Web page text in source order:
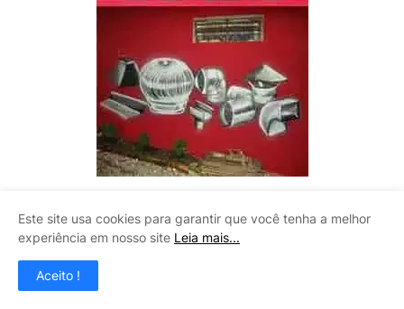
LITOMAQ
Este site usa cookies para garantir que você tenha a melhor
experiência em nosso site Leia mais...
Aceito !